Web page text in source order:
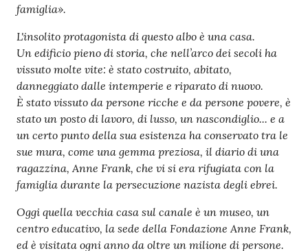
famiglia».
L'insolito protagonista di questo albo è una casa.
Un edificio pieno di storia, che nell’arco dei secoli ha
vissuto molte vite: è stato costruito, abitato,
danneggiato dalle intemperie e riparato di nuovo.
È stato vissuto da persone ricche e da persone povere, è
stato un posto di lavoro, di lusso, un nascondiglio... e a
un certo punto della sua esistenza ha conservato tra le
sue mura, come una gemma preziosa, il diario di una
ragazzina, Anne Frank, che vi si era rifugiata con la
famiglia durante la persecuzione nazista degli ebrei.
Oggi quella vecchia casa sul canale è un museo, un
centro educativo, la sede della Fondazione Anne Frank,
ed è visitata ogni anno da oltre un milione di persone.